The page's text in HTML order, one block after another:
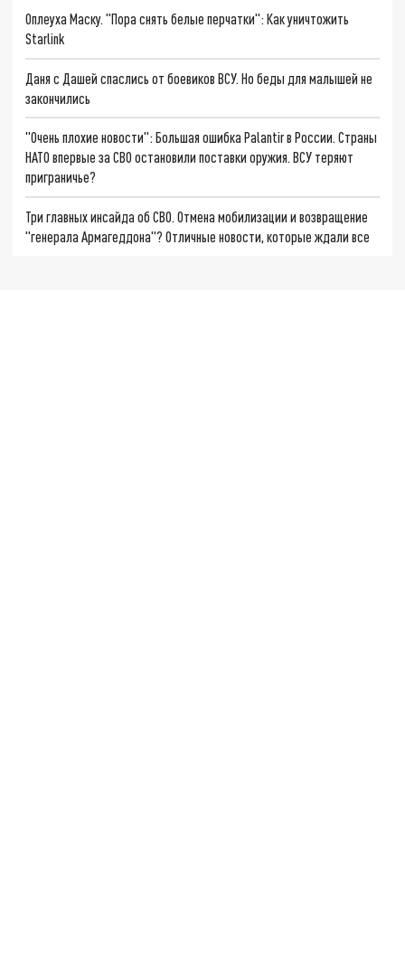
Оплеуха Маску. "Пора снять белые перчатки": Как уничтожить
Starlink
Даня с Дашей спаслись от боевиков ВСУ. Но беды для малышей не
закончились
"Очень плохие новости": Большая ошибка Palantir в России. Страны
НАТО впервые за СВО остановили поставки оружия. ВСУ теряют
приграничье?
Три главных инсайда об СВО. Отмена мобилизации и возвращение
"генерала Армагеддона"? Отличные новости, которые ждали все